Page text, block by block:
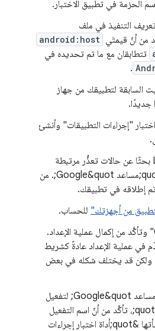
التنفيذ في ملف
من أنّ قيمتَي android:host
تتطابقان مع ما تم تحديده في
.
السابقة لتطبيقك من جهاز
جديدًا.
"إجراءات التطبيقات" وأنشئ
تحقَّق من أداة Logcat بحثًا عن حالات تعذُّر مرتبطة
بتنفيذ الطلبات في &quot;مساعد Google&quot;. من
إطلاقه في تطبيقك.
من أجهزتك" للحساب.
افتح "مساعد Google" وتأكَّد من إكمال عملية الإعداد.
في عملية الإعداد عادةً كشريط
ولكن قد يختلف شكله في بعض
عند استخدام &quot;مساعد Google&quot; لتفعيل
&quot;إجراء تطبيق&quot;، تأكَّد من أنّ اسم التفعيل
يطابق المعاينة التي أنشأتها &quot;أداة اختبار إجراءات